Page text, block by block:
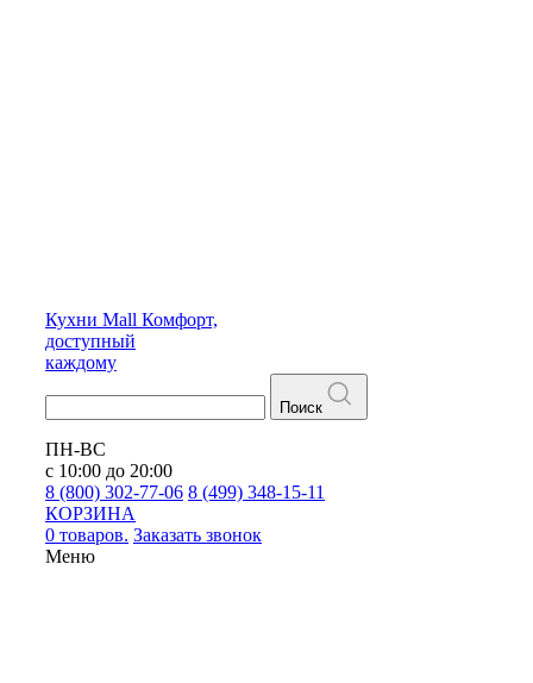
Кухни Mall Комфорт,
доступный
каждому
Поиск
ПН-ВС
с 10:00 до 20:00
8 (800) 302-77-06 8 (499) 348-15-11
КОРЗИНА
0 товаров. Заказать звонок
Меню